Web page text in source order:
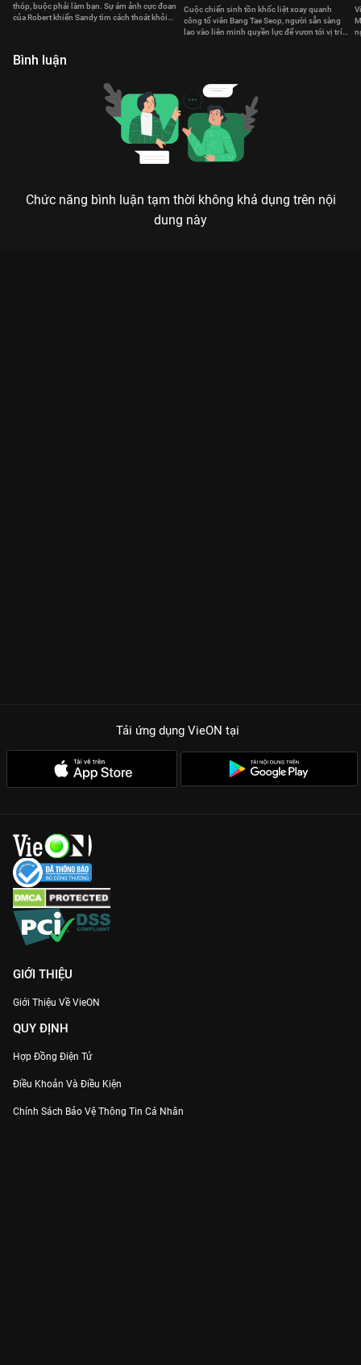
thóp, buộc phải làm bạn. Sự ám ảnh cực đoan
của Robert khiến Sandy tìm cách thoát khỏi
Cuộc chiến sinh tồn khốc liệt xoay quanh
công tố viên Bang Tae Seop, người sẵn sàng
lao vào liên minh quyền lực để vươn tới vị trí
Bình luận
Chức năng bình luận tạm thời không khả dụng trên nội
dung này
Tải ứng dụng VieON tại
GIỚI THIỆU
Giới Thiệu Về VieON
QUY ĐỊNH
Hợp Đồng Điện Tử
Điều Khoản Và Điều Kiện
Chính Sách Bảo Vệ Thông Tin Cá Nhân